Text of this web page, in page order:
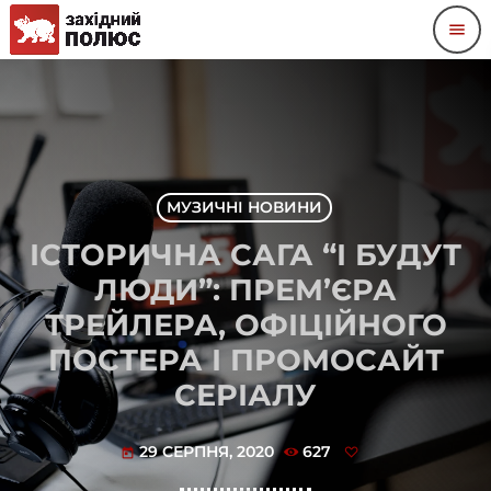
menu
МУЗИЧНІ НОВИНИ
ІСТОРИЧНА САГА “І БУДУТ
ЛЮДИ”: ПРЕМ’ЄРА
ТРЕЙЛЕРА, ОФІЦІЙНОГО
ПОСТЕРА І ПРОМОСАЙТ
СЕРІАЛУ
today 29 СЕРПНЯ, 2020 627